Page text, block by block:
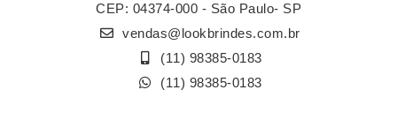
CEP: 04374-000 - São Paulo- SP
vendas@lookbrindes.com.br
(11) 98385-0183
(11) 98385-0183